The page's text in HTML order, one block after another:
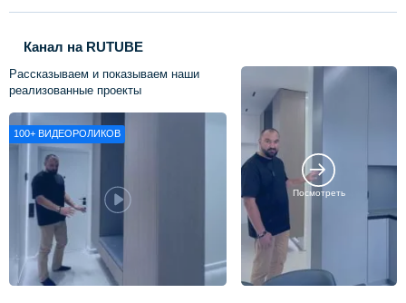
Канал на RUTUBE
Рассказываем и показываем наши
реализованные проекты
100+ ВИДЕОРОЛИКОВ
Посмотреть